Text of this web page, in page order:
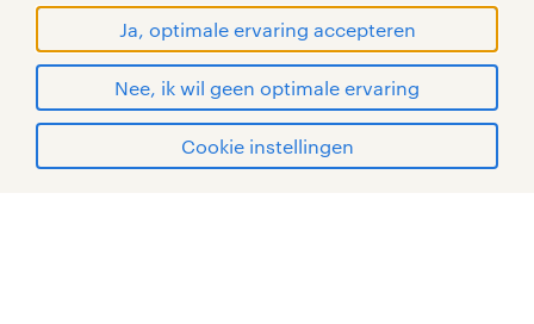
Ja, optimale ervaring accepteren
Nee, ik wil geen optimale ervaring
Cookie instellingen
solliciteren
RANDSTAD, HUMAN FORWARD en SHAPING THE
WORLD OF WORK zijn geregistreerde
handelsmerken van Randstad N.V.
© Randstad 2026